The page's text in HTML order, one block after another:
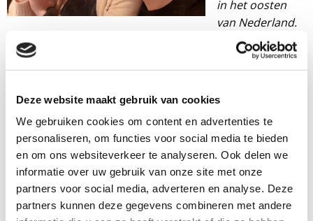
Deze website maakt gebruik van cookies
We gebruiken cookies om content en advertenties te
personaliseren, om functies voor social media te bieden
en om ons websiteverkeer te analyseren. Ook delen we
informatie over uw gebruik van onze site met onze
partners voor social media, adverteren en analyse. Deze
partners kunnen deze gegevens combineren met andere
in het oosten
van Nederland.
Daphne is moeder van Seppe en door haar ziekte
genoodzaakt te stoppen met werken, waardoor ze nu
naast de zorg voor haar gezin nieuwe zingeving en
hobby’s zoekt. Haar ziekte is moeilijk onder controle te
krijgen. Esmée volgt een studie Nederlands docent en
loopt stage op een middelbare school. Haar ziekte
draagt ze al een aantal jaar en deze is redelijk onder
controle, maar nooit helemaal afwezig.
Samen richtten de zusjes deInstagram Shitzusjes
waar ze verhalen en ervaringen delen over hun ziekte,
die overeenkomsten heeft, maar ook zeker verschillen